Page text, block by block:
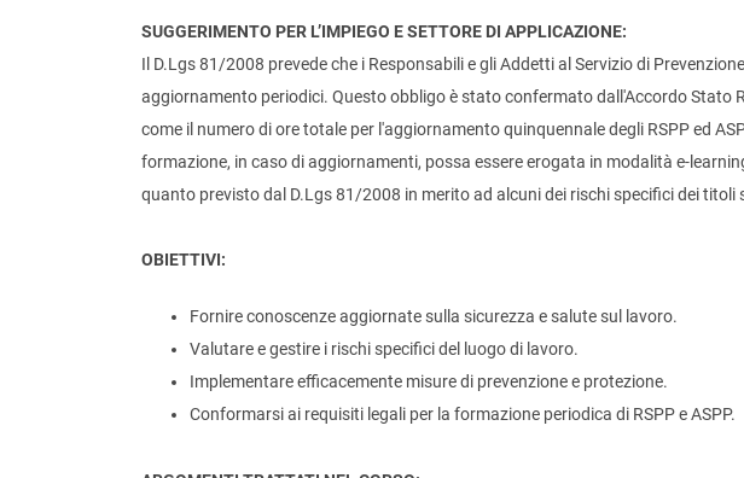
SUGGERIMENTO PER L’IMPIEGO E SETTORE DI APPLICAZIONE:
Il D.Lgs 81/2008 prevede che i Responsabili e gli Addetti al Servizio di
aggiornamento periodici. Questo obbligo è stato confermato dall'Accordo Stato
come il numero di ore totale per l'aggiornamento quinquennale degli RSPP ed
formazione, in caso di aggiornamenti, possa essere erogata in modalità e-
quanto previsto dal D.Lgs 81/2008 in merito ad alcuni dei rischi specifici dei titoli
OBIETTIVI:
Fornire conoscenze aggiornate sulla sicurezza e salute sul lavoro.
Valutare e gestire i rischi specifici del luogo di lavoro.
Implementare efficacemente misure di prevenzione e protezione.
Conformarsi ai requisiti legali per la formazione periodica di RSPP e ASPP.